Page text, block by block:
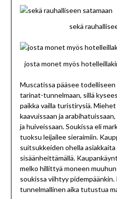
sekä
josta monet myös
Muscatissa pääsee
tarinat-tunnelmaan, sillä
paikka vailla turistirysiä.
kaavuissaan ja
ja huiveissaan. Soukissa eli
tuoksu leijailee sieraimiin.
suitsukkeiden ohella
sisäänheittämällä.
melko hillittyä moneen
soukissa viihtyy pidempäänkin.
tunnelmallinen aika tutustua